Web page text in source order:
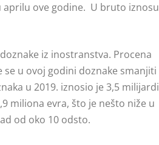
aprilu ove godine. U bruto iznosu
iz inostranstva. Procena
se u ovoj godini doznake smanjiti
u 2019. iznosio je 3,5 milijardi
miliona evra, što je nešto niže u
od oko 10 odsto.